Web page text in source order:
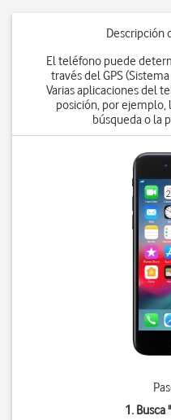
Descripción
El teléfono puede
través del GPS
Varias aplicaciones del
posición, por ejemplo,
búsqueda o la
1. Busca "